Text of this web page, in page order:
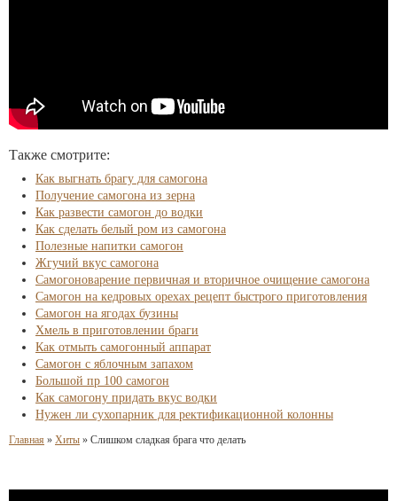
Также смотрите:
Как выгнать брагу для самогона
Получение самогона из зерна
Как развести самогон до водки
Как сделать белый ром из самогона
Полезные напитки самогон
Жгучий вкус самогона
Самогоноварение первичная и вторичное очищение самогона
Самогон на кедровых орехах рецепт быстрого приготовления
Самогон на ягодах бузины
Хмель в приготовлении браги
Как отмыть самогонный аппарат
Самогон с яблочным запахом
Большой пр 100 самогон
Как самогону придать вкус водки
Нужен ли сухопарник для ректификационной колонны
Главная » Хиты » Слишком сладкая брага что делать